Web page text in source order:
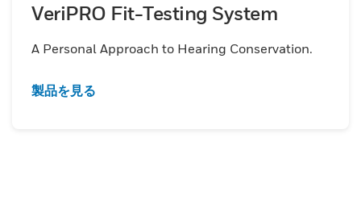
VeriPRO Fit-Testing System
A Personal Approach to Hearing Conservation.
製品を見る